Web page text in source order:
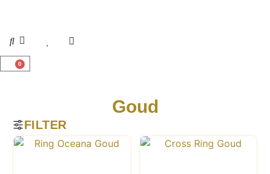
0
Goud
FILTER